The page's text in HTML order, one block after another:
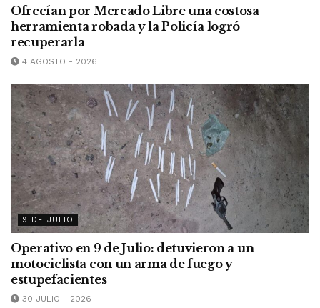
Ofrecían por Mercado Libre una costosa
herramienta robada y la Policía logró
recuperarla
4 AGOSTO - 2026
9 DE JULIO
Operativo en 9 de Julio: detuvieron a un
motociclista con un arma de fuego y
estupefacientes
30 JULIO - 2026